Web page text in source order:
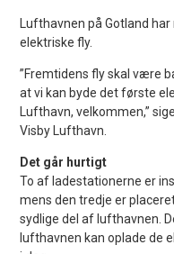
Lufthavnen på Gotland
elektriske fly.
”Fremtidens fly skal være
at vi kan byde det første
Lufthavn, velkommen,”
Visby Lufthavn.
Det går hurtigt
To af ladestationerne er
mens den tredje er
sydlige del af lufthavnen.
lufthavnen kan oplade de